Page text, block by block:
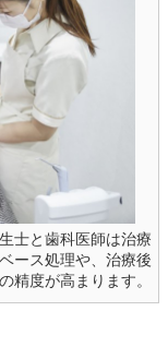
士と歯科医師は治療
ース処理や、治療後
精度が高まります。